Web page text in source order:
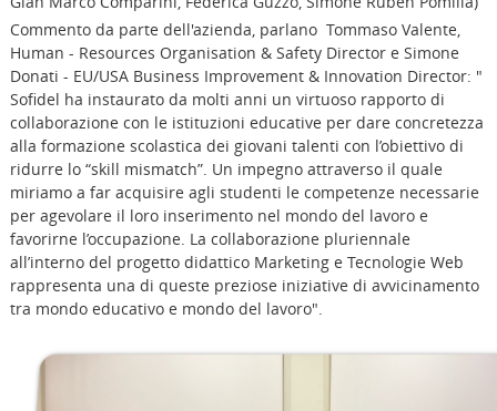
Commento da parte dell'azienda, parlano Tommaso Valente,
Human - Resources Organisation & Safety Director e Simone
Donati - EU/USA Business Improvement & Innovation Director: "
Sofidel ha instaurato da molti anni un virtuoso rapporto di
collaborazione con le istituzioni educative per dare concretezza
alla formazione scolastica dei giovani talenti con l’obiettivo di
ridurre lo “skill mismatch”. Un impegno attraverso il quale
miriamo a far acquisire agli studenti le competenze necessarie
per agevolare il loro inserimento nel mondo del lavoro e
favorirne l’occupazione. La collaborazione pluriennale
all’interno del progetto didattico Marketing e Tecnologie Web
rappresenta una di queste preziose iniziative di avvicinamento
tra mondo educativo e mondo del lavoro".